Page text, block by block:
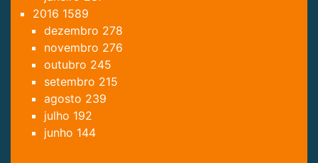
2016 1589
dezembro 278
novembro 276
outubro 245
setembro 215
agosto 239
julho 192
junho 144